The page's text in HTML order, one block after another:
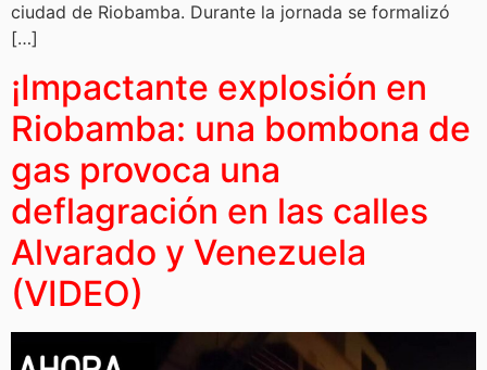
ciudad de Riobamba. Durante la jornada se formalizó
[…]
¡Impactante explosión en
Riobamba: una bombona de
gas provoca una
deflagración en las calles
Alvarado y Venezuela
(VIDEO)